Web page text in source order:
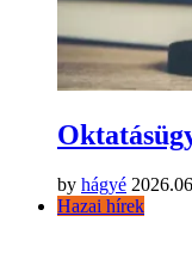
by hágyé
Hazai hírek